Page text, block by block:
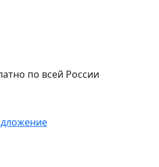
по всей России